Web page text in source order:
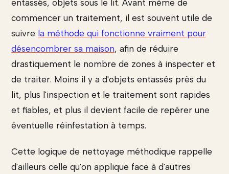
entassés, objets sous le lit. Avant même de
commencer un traitement, il est souvent utile de
suivre la méthode qui fonctionne vraiment pour
désencombrer sa maison, afin de réduire
drastiquement le nombre de zones à inspecter et
de traiter. Moins il y a d'objets entassés près du
lit, plus l'inspection et le traitement sont rapides
et fiables, et plus il devient facile de repérer une
éventuelle réinfestation à temps.
Cette logique de nettoyage méthodique rappelle
d'ailleurs celle qu'on applique face à d'autres